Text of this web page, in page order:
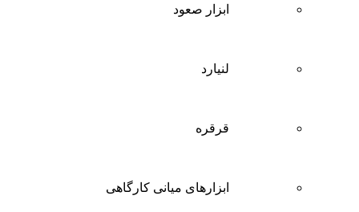
ابزار صعود
لنیارد
قرقره
ابزارهای میانی کارگاهی